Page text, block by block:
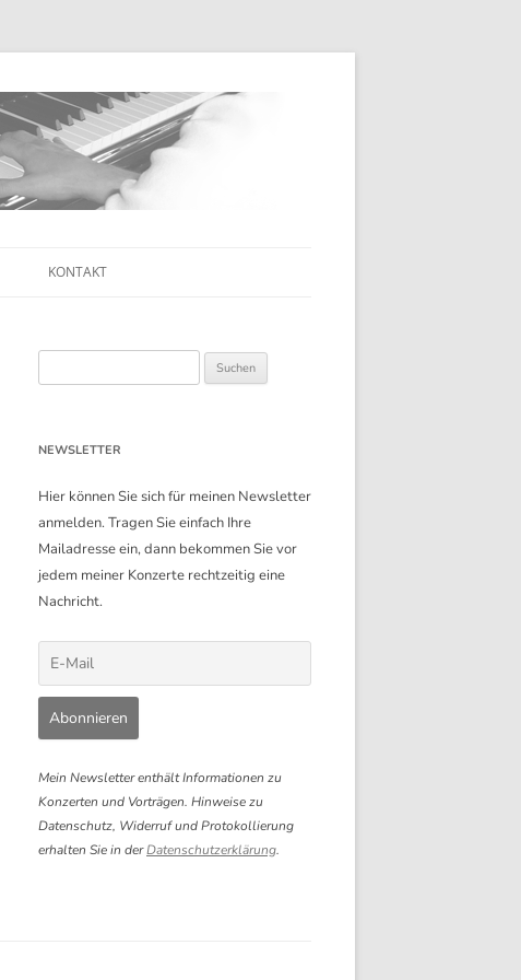
KONTAKT
nach:
NEWSLETTER
Hier können Sie sich für meinen Newsletter
anmelden. Tragen Sie einfach Ihre
Mailadresse ein, dann bekommen Sie vor
jedem meiner Konzerte rechtzeitig eine
Nachricht.
Mein Newsletter enthält Informationen zu
Konzerten und Vorträgen. Hinweise zu
Datenschutz, Widerruf und Protokollierung
erhalten Sie in derDatenschutzerklärung.